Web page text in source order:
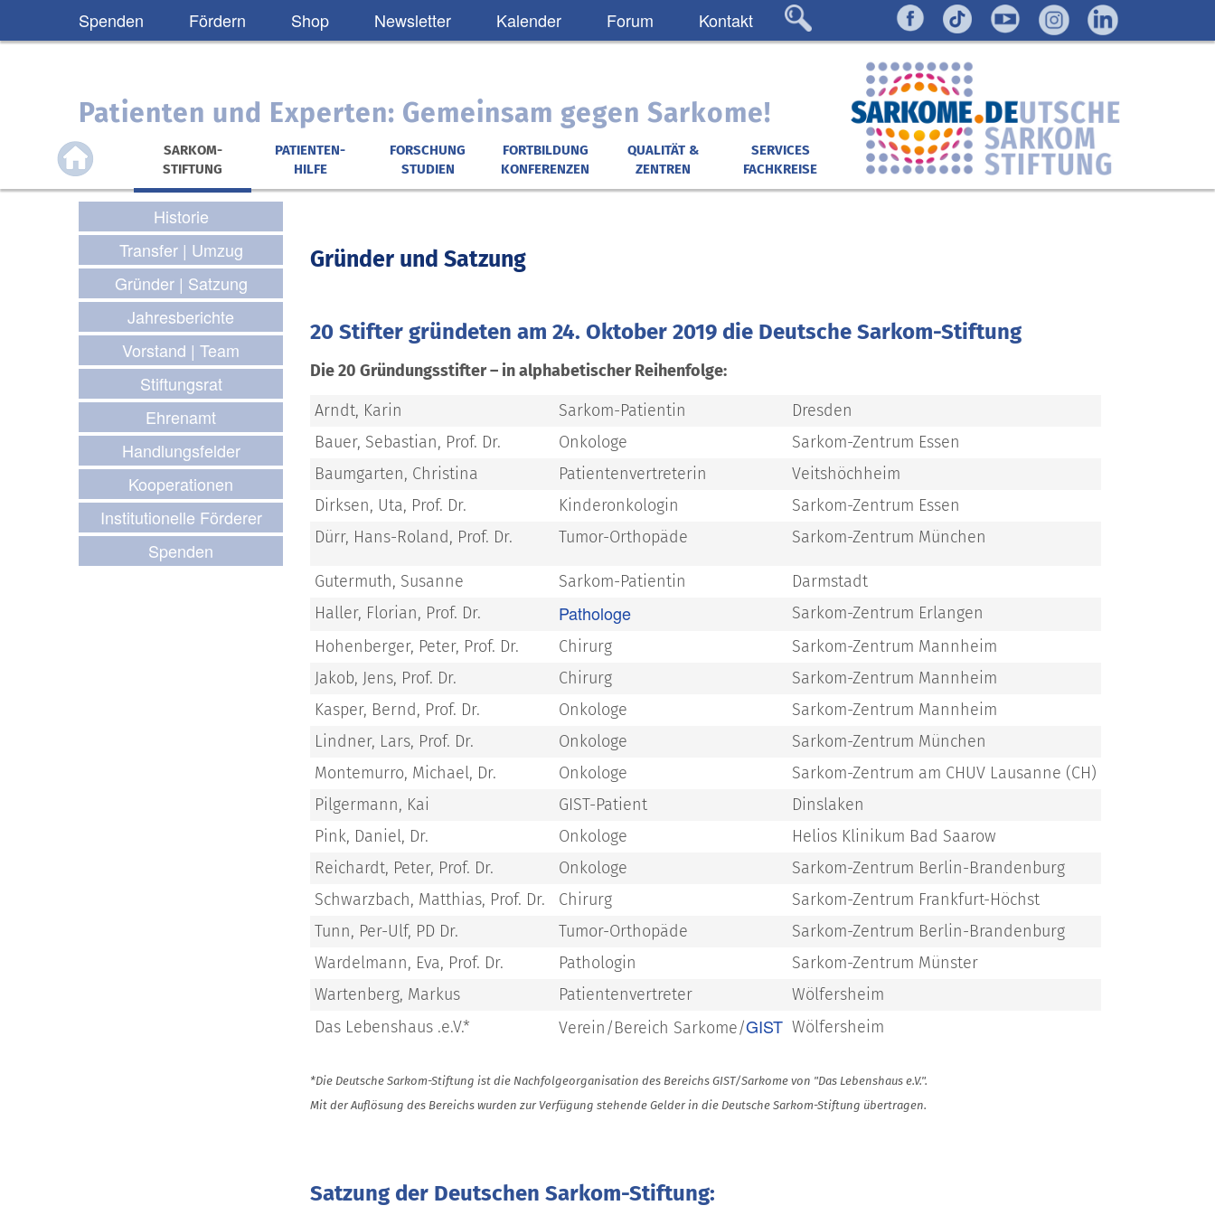
Spenden Fördern Shop Newsletter Kalender Forum Kontakt
Patienten und Experten: Gemeinsam gegen Sarkome!
SARKOM-
STIFTUNG
PATIENTEN-
HILFE
FORSCHUNG
STUDIEN
FORTBILDUNG
KONFERENZEN
QUALITÄT &
ZENTREN
SERVICES
FACHKREISE
Historie
Transfer | Umzug
Gründer | Satzung
Jahresberichte
Vorstand | Team
Stiftungsrat
Ehrenamt
Handlungsfelder
Kooperationen
Institutionelle Förderer
Spenden
Gründer und Satzung
20 Stifter gründeten am 24. Oktober 2019 die Deutsche Sarkom-Stiftung
Die 20 Gründungsstifter – in alphabetischer Reihenfolge:
Arndt, Karin
Sarkom-Patientin
Dresden
Bauer, Sebastian, Prof. Dr.
Onkologe
Sarkom-Zentrum Essen
Baumgarten, Christina
Patientenvertreterin
Veitshöchheim
Dirksen, Uta, Prof. Dr.
Kinderonkologin
Sarkom-Zentrum Essen
Dürr, Hans-Roland, Prof. Dr.
Tumor-Orthopäde Sarkom-Zentrum München
Gutermuth, Susanne Sarkom-Patientin
Darmstadt
Haller, Florian, Prof. Dr.
Pathologe
Sarkom-Zentrum Erlangen
Hohenberger, Peter, Prof. Dr.
Chirurg
Sarkom-Zentrum Mannheim
Jakob, Jens, Prof. Dr.
Chirurg
Sarkom-Zentrum Mannheim
Kasper, Bernd, Prof. Dr.
Onkologe
Sarkom-Zentrum Mannheim
Lindner, Lars, Prof. Dr.
Onkologe
Sarkom-Zentrum München
Montemurro, Michael, Dr.
Onkologe
Sarkom-Zentrum am CHUV Lausanne (CH)
Pilgermann, Kai
GIST-Patient
Dinslaken
Pink, Daniel, Dr.
Onkologe
Helios Klinikum Bad Saarow
Reichardt, Peter, Prof. Dr.
Onkologe
Sarkom-Zentrum Berlin-Brandenburg
Schwarzbach, Matthias, Prof. Dr.
Chirurg
Sarkom-Zentrum Frankfurt-Höchst
Tunn, Per-Ulf, PD Dr.
Tumor-Orthopäde
Sarkom-Zentrum Berlin-Brandenburg
Wardelmann, Eva, Prof. Dr.
Pathologin
Sarkom-Zentrum Münster
Wartenberg, Markus
Patientenvertreter
Wölfersheim
Das Lebenshaus .e.V.*
Verein/Bereich Sarkome/GIST Wölfersheim
*Die Deutsche Sarkom-Stiftung ist die Nachfolgeorganisation des Bereichs GIST/Sarkome von "Das Lebenshaus e.V.".
Mit der Auflösung des Bereichs wurden zur Verfügung stehende Gelder in die Deutsche Sarkom-Stiftung übertragen.
Satzung der Deutschen Sarkom-Stiftung: